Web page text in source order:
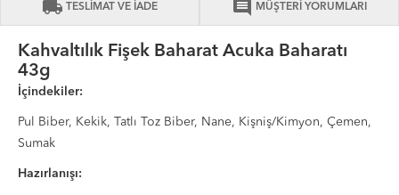
local_shipping TESLİMAT VE İADE comment MÜŞTERİ YORUMLARI
Kahvaltılık Fişek Baharat Acuka Baharatı
43g
İçindekiler:
Pul Biber, Kekik, Tatlı Toz Biber, Nane, Kişniş/Kimyon, Çemen,
Sumak
Hazırlanışı: